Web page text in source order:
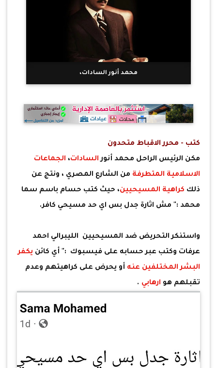
محمد أنور السادات،
كتب - محرر الاقباط متحدون
مكن الرئيس الراحل محمد أنورالسادات، الجماعات
الاسلامية المتطرفة من الشارع المصري ، ونتج عن
ذلك كراهية المسيحيين، حيث كتب حسام باسم سما
محمد :" مش اثارة جدل بس اي حد مسيحي كافر.
واستنكر التحريض ضد المسيحيين الليبرالي احمد
عرفات وكتب عبر حسابه على فيسبوك :" أي كائن يكفر
البشر المختلفين عنه أو يحرض على كراهيتهم وعدم
تقبلهم هو ارهابي .